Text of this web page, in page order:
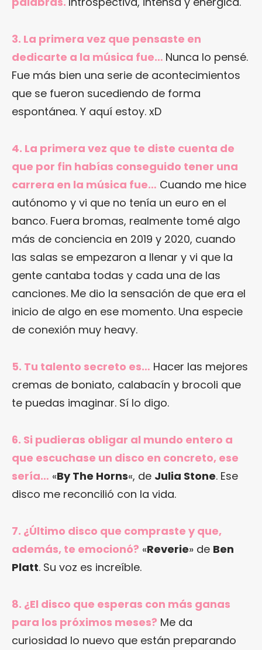
3. La primera vez que pensaste en
dedicarte a la música fue… Nunca lo pensé.
Fue más bien una serie de acontecimientos
que se fueron sucediendo de forma
espontánea. Y aquí estoy. xD
4. La primera vez que te diste cuenta de
que por fin habías conseguido tener una
carrera en la música fue… Cuando me hice
autónomo y vi que no tenía un euro en el
banco. Fuera bromas, realmente tomé algo
más de conciencia en 2019 y 2020, cuando
las salas se empezaron a llenar y vi que la
gente cantaba todas y cada una de las
canciones. Me dio la sensación de que era el
inicio de algo en ese momento. Una especie
de conexión muy heavy.
5. Tu talento secreto es… Hacer las mejores
cremas de boniato, calabacín y brocoli que
te puedas imaginar. Sí lo digo.
6. Si pudieras obligar al mundo entero a
que escuchase un disco en concreto, ese
sería… «By The Horns«, de Julia Stone. Ese
disco me reconcilió con la vida.
7. ¿Último disco que compraste y que,
además, te emocionó? «Reverie» de Ben
Platt. Su voz es increíble.
8. ¿El disco que esperas con más ganas
para los próximos meses? Me da
curiosidad lo nuevo que están preparando